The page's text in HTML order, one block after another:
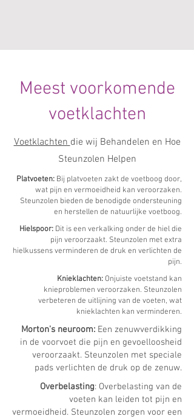
Meest voorkomende
voetklachten
Voetklachtendie wij Behandelen en Hoe
Steunzolen Helpen
Platvoeten: Bij platvoeten zakt de voetboog door,
wat pijn en vermoeidheid kan veroorzaken.
Steunzolen bieden de benodigde ondersteuning
en herstellen de natuurlijke voetboog.
Hielspoor: Dit is een verkalking onder de hiel die
pijn veroorzaakt. Steunzolen met extra
hielkussens verminderen de druk en verlichten de
pijn.
Knieklachten:Onjuiste voetstand kan
knieproblemen veroorzaken. Steunzolen
verbeteren de uitlijning van de voeten, wat
knieklachten kan verminderen.
Morton's neuroom: Een zenuwverdikking
in de voorvoet die pijn en gevoelloosheid
veroorzaakt. Steunzolen met speciale
pads verlichten de druk op de zenuw.
Overbelasting: Overbelasting van de
voeten kan leiden tot pijn en
vermoeidheid. Steunzolen zorgen voor een